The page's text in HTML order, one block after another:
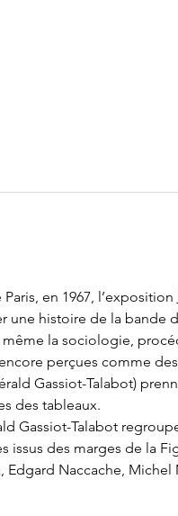
en 1967, l’exposition
une histoire de la bande
la sociologie,
perçues comme
Gassiot-Talabot)
des tableaux.
Gassiot-Talabot
issus des marges de la
Edgard Naccache,